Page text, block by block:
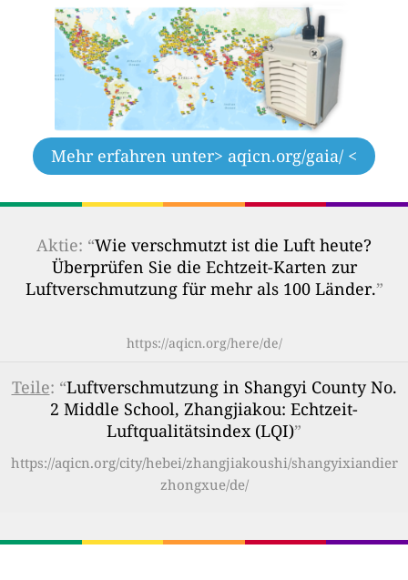
Mehr erfahren unter> aqicn.org/gaia/ <
Aktie: “Wie verschmutzt ist die Luft heute?
Überprüfen Sie die Echtzeit-Karten zur
Luftverschmutzung für mehr als 100 Länder.”
https://aqicn.org/here/de/
Teile: “Luftverschmutzung in Shangyi County No.
2 Middle School, Zhangjiakou: Echtzeit-
Luftqualitätsindex (LQI)”
https://aqicn.org/city/hebei/zhangjiakoushi/shangyixiandier
zhongxue/de/